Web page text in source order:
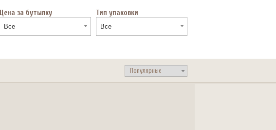
Цена за бутылку
Все
Тип упаковки
Все